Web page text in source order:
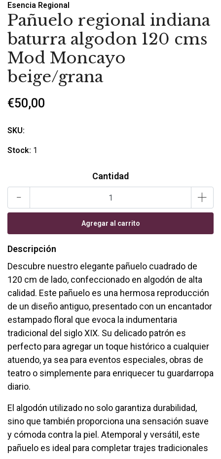
Esencia Regional
Pañuelo regional indiana
baturra algodon 120 cms
Mod Moncayo
beige/grana
€50,00
SKU:
Stock: 1
Cantidad
- +
Descripción
Descubre nuestro elegante pañuelo cuadrado de
120 cm de lado, confeccionado en algodón de alta
calidad. Este pañuelo es una hermosa reproducción
de un diseño antiguo, presentado con un encantador
estampado floral que evoca la indumentaria
tradicional del siglo XIX. Su delicado patrón es
perfecto para agregar un toque histórico a cualquier
atuendo, ya sea para eventos especiales, obras de
teatro o simplemente para enriquecer tu guardarropa
diario.
El algodón utilizado no solo garantiza durabilidad,
sino que también proporciona una sensación suave
y cómoda contra la piel. Atemporal y versátil, este
pañuelo es ideal para completar trajes tradicionales